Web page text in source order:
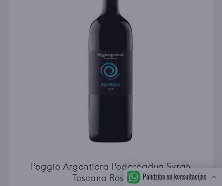
Palīdzība un konsultācijas
Poggio Argentiera Podereadua Syrah
Toscana Rosso IGT